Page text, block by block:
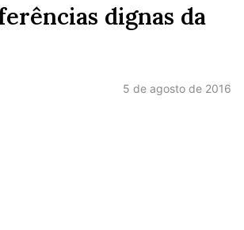
dignas da
5 de agosto de 2016